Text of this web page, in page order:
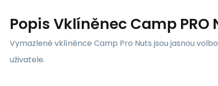
PopisVklíněnec Camp PRO
Vymazlené vklíněnce Camp Pro Nuts jsou jasnou
uživatele.